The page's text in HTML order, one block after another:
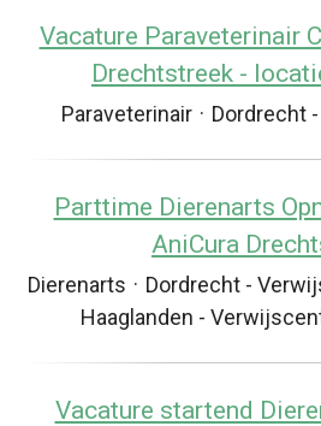
Vacature Paraveterinair
Drechtstreek -
Paraveterinair · Dordrecht
Parttime Dierenarts
AniCura
Dierenarts · Dordrecht -
Haaglanden -
Vacature startend